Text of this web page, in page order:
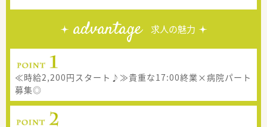
advantage 求人の魅力
≪時給2,200円スタート♪≫貴重な17:00終業×病院パート
募集◎